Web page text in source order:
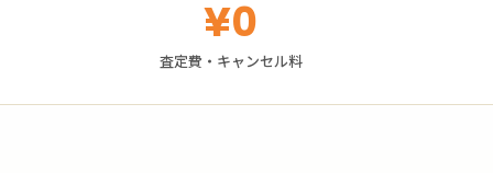
¥0
査定費・キャンセル料